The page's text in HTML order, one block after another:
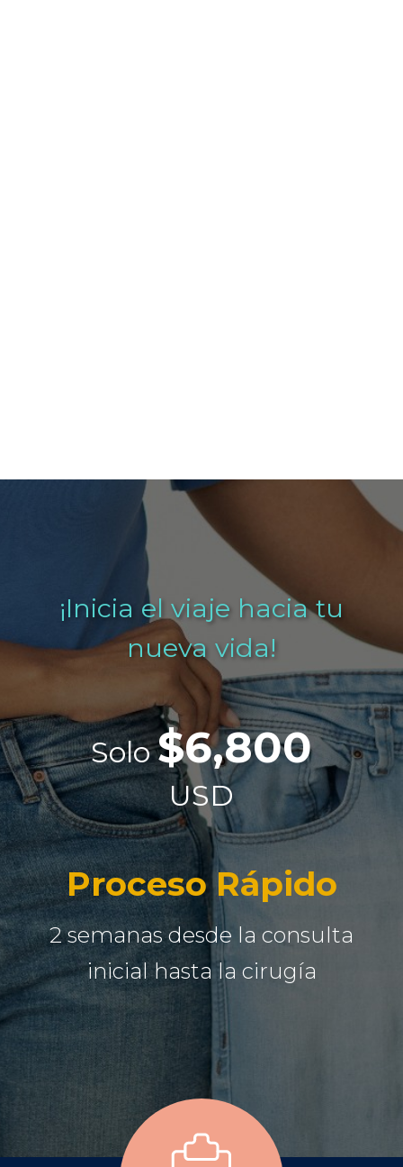
¡Inicia el viaje hacia tu
nueva vida!
Solo$6,800
USD
Proceso Rápido
2 semanas desde la consulta
inicial hasta la cirugía